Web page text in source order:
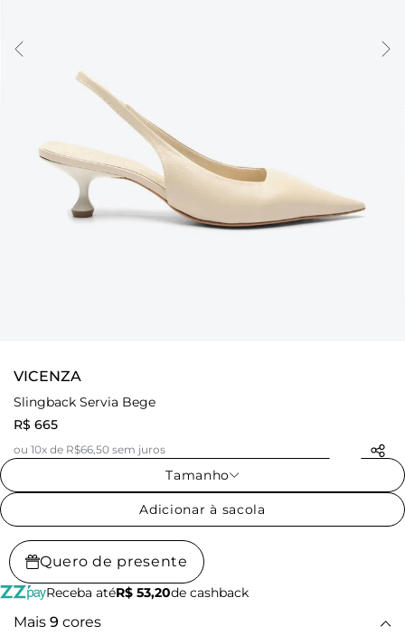
VICENZA
Slingback Servia Bege
R$ 665
ou 10x de R$66,50 sem juros
Tamanho
Adicionar à sacola
Quero de presente
Receba atéR$ 53,20de cashback
Mais 9 cores